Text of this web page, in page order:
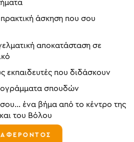
πρακτική άσκηση που σου
αποκατάσταση σε
εκπαιδευτές που διδάσκουν
σπουδών
σου… ένα βήμα από το κέντρο της
του Βόλου
εδώ